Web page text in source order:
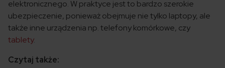
elektronicznego. W praktyce jest to bardzo szerokie
ubezpieczenie, ponieważ obejmuje nie tylko laptopy, ale
także inne urządzenia np. telefony komórkowe, czy
tablety.
Czytaj także: